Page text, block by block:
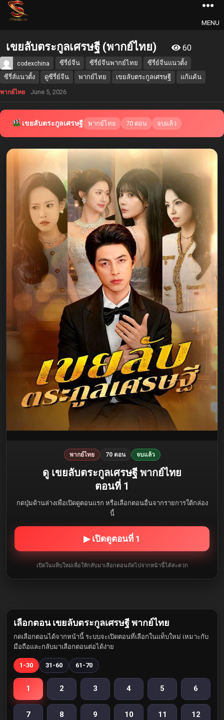
MENU
เขยลับตระกูลเศรษฐี (พากย์ไทย) 60
codexchina ซีรี่ย์จีน ซีรี่ย์จีนพากย์ไทย
ซีรี่ย์จีนแนวตั้ง
ซีรี่ส์แนวตั้ง
ดูซีรี่ย์จีน พากย์ไทย เขยลับตระกูลเศรษฐี แก้แค้น
พากย์ไทย June 5, 2026
เขยลับตระกูลเศรษฐี พากย์ไทย 70 ตอน จบแล้ว
พากย์ไทย 70 ตอน จบแล้ว
ดู เขยลับตระกูลเศรษฐี พากย์ไทย
ตอนที่ 1
กดปุ่มด้านล่างเพื่อเปิดดูตอนแรก หรือเลือกตอนอื่นจากรายการใต้กล่อง
นี้
▶ เปิดดูตอนที่ 1
เปิดในแท็บใหม่เพื่อให้กลับมาเลือกตอนถัดไปจากหน้านี้ได้สะดวก
เลือกตอน เขยลับตระกูลเศรษฐี พากย์ไทย
กดเลือกตอนได้จากหน้านี้ ระบบจะเปิดตอนที่เลือกในแท็บใหม่ เหมาะกับ
มือถือและกลับมาเลือกตอนต่อได้ง่าย
1-30 31-60 61-70
1 2 3 4 5 6
7 8 9 10 11 12